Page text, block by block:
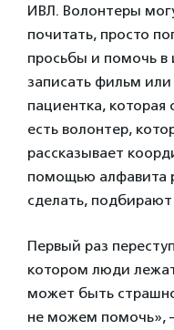
ИВЛ. Волонтеры
почитать, просто
просьбы и помочь
записать фильм или
пациентка,
есть волонтер,
рассказывает
помощью алфавита
сделать, подбирают
Первый раз
котором люди
может быть
не можем помочь»,